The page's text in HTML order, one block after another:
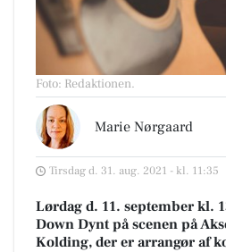
Foto: Redaktionen.
Marie Nørgaard
Tirsdag d. 31. aug. 2021 - kl. 11:35
Lørdag d. 11. september kl.
Down Dynt på scenen på
Kolding, der er arrangør af